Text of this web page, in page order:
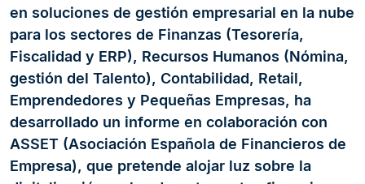
en soluciones de gestión empresarial en la nube
para los sectores de Finanzas (Tesorería,
Fiscalidad y ERP), Recursos Humanos (Nómina,
gestión del Talento), Contabilidad, Retail,
Emprendedores y Pequeñas Empresas, ha
desarrollado un informe en colaboración con
ASSET (Asociación Española de Financieros de
Empresa), que pretende alojar luz sobre la